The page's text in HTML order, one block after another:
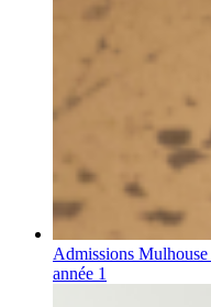
Admissions Mulhouse
année 1